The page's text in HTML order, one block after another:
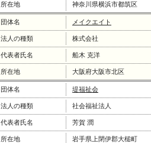
所在地 神奈川県横浜市都筑区
団体名 メイクエイト
法人の種類 株式会社
代表者氏名 船木 克洋
所在地 大阪府大阪市北区
団体名 堤福祉会
法人の種類 社会福祉法人
代表者氏名 芳賀 潤
所在地 岩手県上閉伊郡大槌町